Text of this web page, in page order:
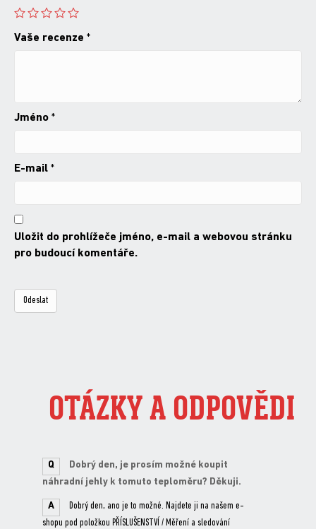
Vaše recenze *
Jméno *
E-mail *
Uložit do prohlížeče jméno, e-mail a webovou stránku
pro budoucí komentáře.
OTÁZKY A ODPOVĚDI
Q
Dobrý den, je prosím možné koupit
náhradní jehly k tomuto teploměru? Děkuji.
A
Dobrý den, ano je to možné. Najdete ji na našem e-
shopu pod položkou PŘÍSLUŠENSTVÍ / Měření a sledování